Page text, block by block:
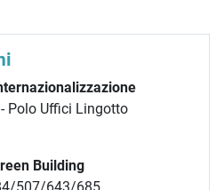
Polo Uffici Lingotto
Building